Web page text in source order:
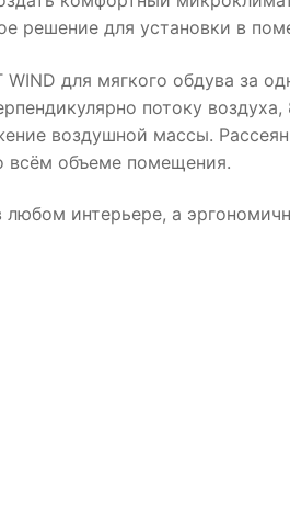
решение для установки в
для мягкого обдува за
потоку
воздушной массы.
всём объеме помещения.
интерьере, а